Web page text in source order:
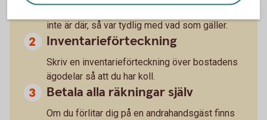
inte är där, så var tydlig med vad som gäller.
Inventarieförteckning
Skriv en inventarieförteckning över bostadens
ägodelar så att du har koll.
Betala alla räkningar själv
Om du förlitar dig på en andrahandsgäst finns